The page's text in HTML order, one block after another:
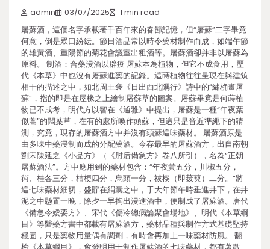
admin 03/07/2025 1 min read
屠蘇酒，這個名字承載著千百年來的春節記憶，但“屠蘇”二字畢竟
何意，倒是眾口紛紜。節日酒品常以時令藥材制作而成，如端午節
的雄黃酒、重陽節的菊花會議室出租酒等。屠蘇酒卻并非以屠蘇為
原料。 制酒：合藥浸酒以辟疫 屠蘇本為植物，但它不成食用，歷
代《本草》中也沒有屠蘇進藥的記錄。這蒔植物往往呈現在與建筑
相干的描述之中，如北周王褒《日出西北隅行》詩中的“繡桷畫屠
蘇”，指的即是在屋椽之上繪制屠蘇草的圖案。屠蘇畢竟是何蒔植
物已不成考，明代方以智在《通雅》中提出，屠蘇是一種“年夜葉
似蒿”的闊葉草，在有的處所喚作頭蘇，但這只是音近準繩下的猜
測，究竟，現存的屠蘇酒方中并沒有頭蘇這味藥材。 屠蘇酒原是
由多味中藥浸制而成的分配藥酒。今存最早的屠蘇酒方，出自南朝
劉宋陳延之《小品方》（《肘后備急方》卷八所引），名為“正朝
屠蘇酒法”。方中應用到的藥材包含：“年夜黃五分，川椒五分，
術、桂各三分，桔梗四分，烏頭一分，祓楔（即菝葜）二分。”將
這七味藥材細切，盛貯在絹囊之中，于大年節午時垂進井下，在井
泥之中懸置一晚，除夕一早掏出浸進酒中，便制成了屠蘇酒。唐代
《備急令嬡要方》、宋代《傷冷總病論聚會場地》、明代《本草綱
目》等醫藥方書中都載有屠蘇酒方，藥材品種與制作方式基礎堅持
穩固，只是藥物用量偶有調劑，有時會再加上一味藥材防風。 翻